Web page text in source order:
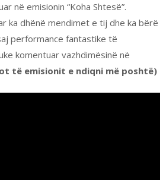
në emisionin “Koha Shtesë”.
ka dhënë mendimet e tij dhe ka bërë
performance fantastike të
komentuar vazhdimësinë në
të emisionit e ndiqni më poshtë)